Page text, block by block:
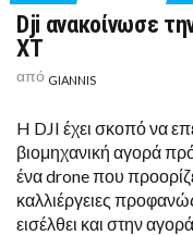
Dji ανακοίνωσε
XT
από GIANNIS
H DJI έχει σκοπό να
βιομηχανική αγορά
ένα drone που
καλλιέργειες
εισέλθει και στην